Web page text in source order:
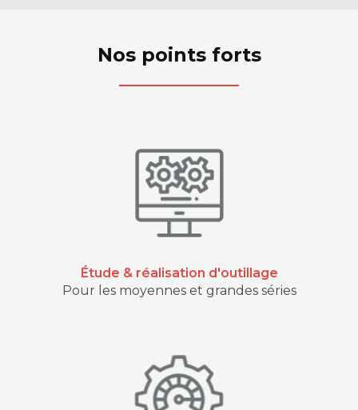
Nos points forts
Étude & réalisation d'outillage
Pour les moyennes et grandes séries